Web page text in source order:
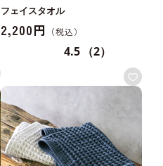
フェイスタオル
2,200円
4.5 （2）